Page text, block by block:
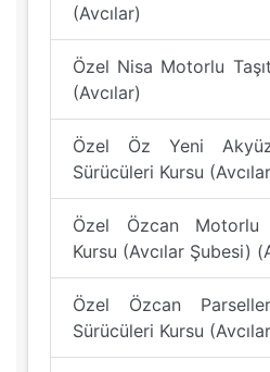
(Avcılar)
Özel Nisa Motorlu
(Avcılar)
Özel Öz Yeni
Sürücüleri Kursu
Özel Özcan Motorlu
Kursu (Avcılar Şubesi)
Özel Özcan
Sürücüleri Kursu